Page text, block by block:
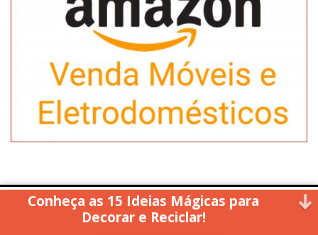
Copyright © 2014. All rights reserved.
↑ Back to top
Conheça as 15 Ideias Mágicas para
Decorar e Reciclar!